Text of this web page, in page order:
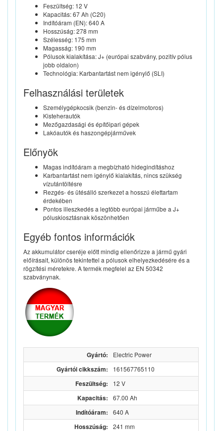
Feszültség: 12 V
Kapacitás: 67 Ah (C20)
Indítóáram (EN): 640 A
Hosszúság: 278 mm
Szélesség: 175 mm
Magasság: 190 mm
Pólusok kialakítása: J+ (európai szabvány, pozitív pólus
jobb oldalon)
Technológia: Karbantartást nem igénylő (SLI)
Felhasználási területek
Személygépkocsik (benzin- és dízelmotoros)
Kisteherautók
Mezőgazdasági és építőipari gépek
Lakóautók és haszongépjárművek
Előnyök
Magas indítóáram a megbízható hidegindításhoz
Karbantartást nem igénylő kialakítás, nincs szükség
vízutántöltésre
Rezgés- és ütésálló szerkezet a hosszú élettartam
érdekében
Pontos illeszkedés a legtöbb európai járműbe a J+
póluskiosztásnak köszönhetően
Egyéb fontos információk
Az akkumulátor cseréje előtt mindig ellenőrizze a jármű gyári
előírásait, különös tekintettel a pólusok elhelyezkedésére és a
rögzítési méretekre. A termék megfelel az EN 50342
szabványnak.
Gyártó: Electric Power
Gyártói cikkszám: 161567765110
Feszültség: 12 V
Kapacitás: 67.00 Ah
Indítóáram: 640 A
Hosszúság: 241 mm